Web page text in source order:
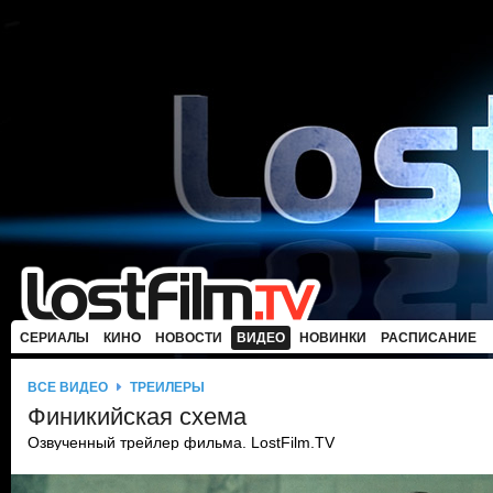
СЕРИАЛЫ КИНО НОВОСТИ ВИДЕО НОВИНКИ РАСПИСАНИЕ
ВСЕ ВИДЕО ТРЕЙЛЕРЫ
Финикийская схема
Озвученный трейлер фильма. LostFilm.TV